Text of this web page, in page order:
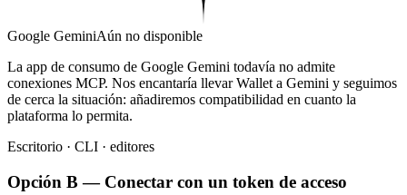
Google GeminiAún no disponible
La app de consumo de Google Gemini todavía no admite
conexiones MCP. Nos encantaría llevar Wallet a Gemini y seguimos
de cerca la situación: añadiremos compatibilidad en cuanto la
plataforma lo permita.
Escritorio · CLI · editores
Opción B — Conectar con un token de acceso